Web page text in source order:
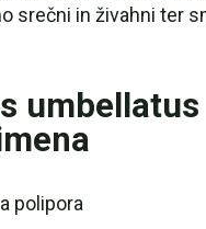
srečni in živahni ter
umbellatus
polipora